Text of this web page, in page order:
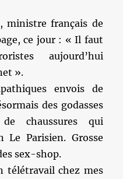
ministre français de
ce jour : « Il faut
aujourd’hui
».
envois de
des godasses
chaussures qui
Le Parisien. Grosse
sex-shop.
télétravail chez mes